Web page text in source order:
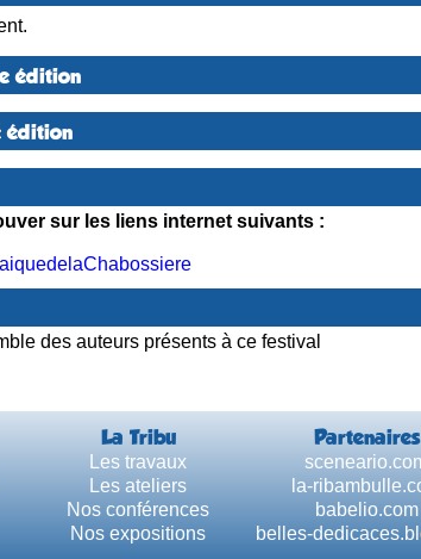
édition
édition
sur les liens internet suivants :
des auteurs présents à ce festival
La Tribu Partenaires
Les travaux
Les ateliers la-
Nos conférences babelio.com
Nos expositions belles-